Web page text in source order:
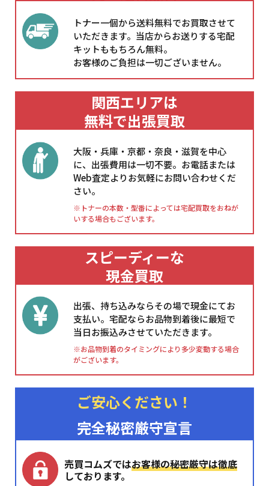
トナー一個から送料無料でお買取させて
いただきます。当店からお送りする宅配
キットももちろん無料。
お客様のご負担は一切ございません。
関西エリアは
無料で出張買取
大阪・兵庫・京都・奈良・滋賀を中心
に、出張費用は一切不要。お電話または
Web査定よりお気軽にお問い合わせくだ
さい。
※トナーの本数・型番によっては宅配買取をおねが
いする場合もございます。
スピーディーな
現金買取
出張、持ち込みならその場で現金にてお
支払い。宅配ならお品物到着後に最短で
当日お振込みさせていただきます。
※お品物到着のタイミングにより多少変動する場合
がございます。
ご安心ください！
完全秘密厳守宣言
売買コムズではお客様の秘密厳守は徹底
しております。